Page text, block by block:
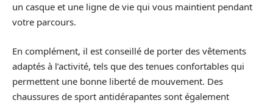
un casque et une ligne de vie qui vous maintient pendant
votre parcours.
En complément, il est conseillé de porter des vêtements
adaptés à l’activité, tels que des tenues confortables qui
permettent une bonne liberté de mouvement. Des
chaussures de sport antidérapantes sont également